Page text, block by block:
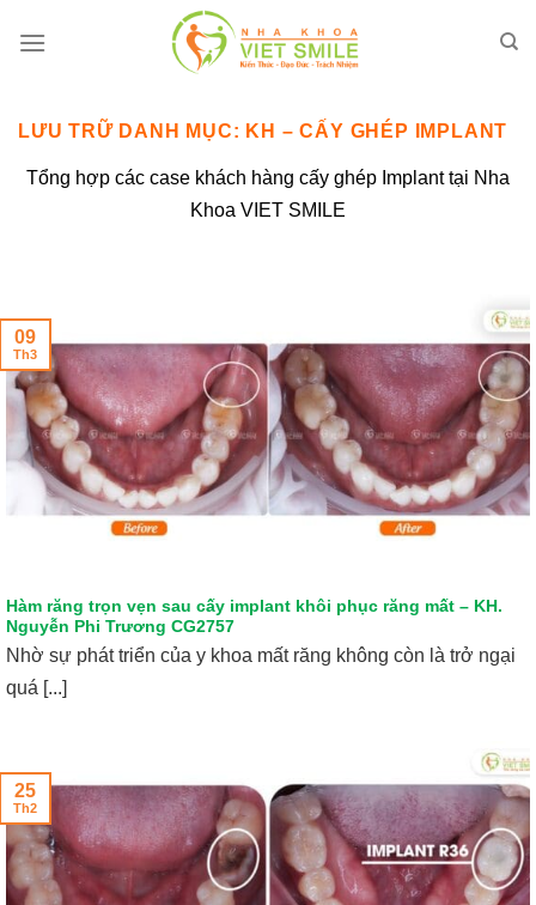
qua
LƯU TRỮ DANH MỤC: KH – CẤY GHÉP IMPLANT
Tổng hợp các case khách hàng cấy ghép Implant tại Nha
Khoa VIET SMILE
Hàm răng trọn vẹn sau cấy implant khôi phục răng mất – KH.
Nguyễn Phi Trương CG2757
Nhờ sự phát triển của y khoa mất răng không còn là trở ngại
quá [...]
09
Th3
25
Th2